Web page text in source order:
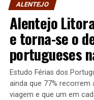
ALENTEJO
Alentejo
e torna-se o
portugueses
Estudo Férias dos
ainda que 77%
viagem e que um em